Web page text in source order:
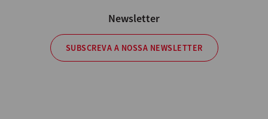
Newsletter
SUBSCREVA A NOSSA NEWSLETTER